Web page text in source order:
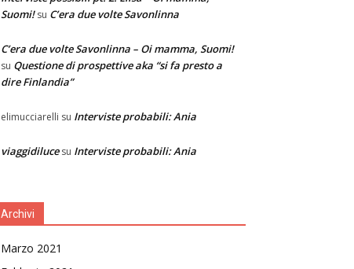
Suomi!su C’era due volte Savonlinna
C’era due volte Savonlinna – Oi mamma, Suomi!
su Questione di prospettive aka “si fa presto a
dire Finlandia”
elimucciarelli su Interviste probabili: Ania
viaggidilucesu Interviste probabili: Ania
Archivi
Marzo 2021